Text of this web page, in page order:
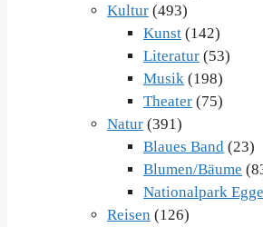
Kultur (493)
Kunst (142)
Literatur (53)
Musik (198)
Theater (75)
Natur (391)
Blaues Band (23)
Blumen/Bäume
Nationalpark Egge
Reisen (126)